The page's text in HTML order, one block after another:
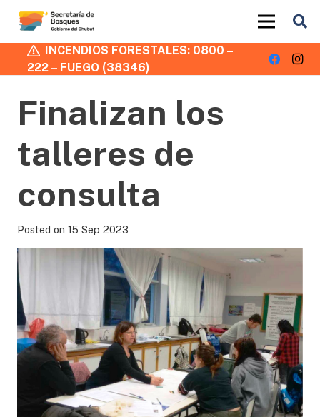
INCENDIOS FORESTALES: 0800 –
222 – FUEGO (38346)
Finalizan los
talleres de
consulta
Posted on 15 Sep 2023